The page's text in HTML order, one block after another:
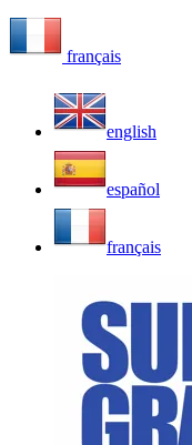
français
english
español
français